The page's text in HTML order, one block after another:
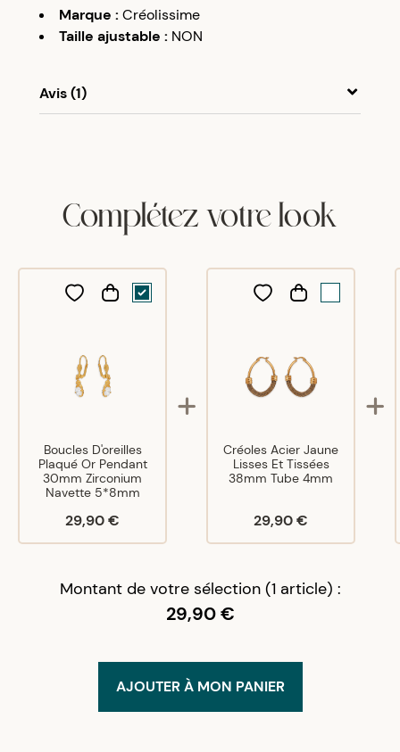
Marque : Créolissime
Taille ajustable : NON
Avis (1)
Complétez votre look
Boucles D'oreilles
Plaqué Or Pendant
30mm Zirconium
Navette 5*8mm
29,90 €
Créoles Acier Jaune
Lisses Et Tissées
38mm Tube 4mm
29,90 €
Montant de votre sélection (1 article) :
29,90 €
AJOUTER À MON PANIER